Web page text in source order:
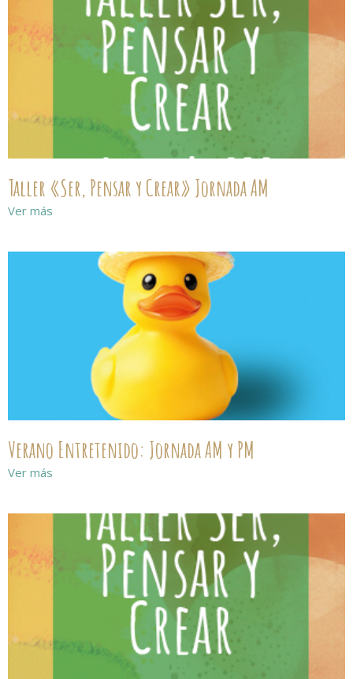
Taller «Ser, Pensar y Crear» Jornada AM
Ver más
Verano Entretenido: Jornada AM y PM
Ver más